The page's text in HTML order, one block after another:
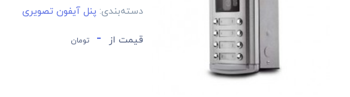
دسته‌بندی: پنل آیفون تصویری
قیمت از - تومان